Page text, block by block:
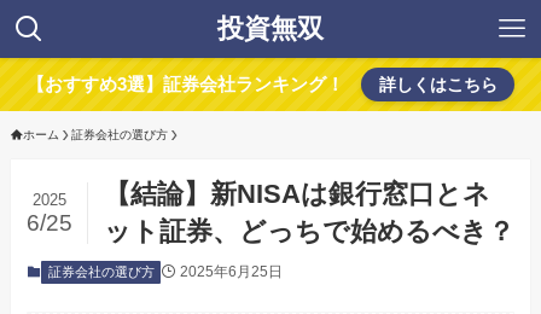
投資無双
【おすすめ3選】証券会社ランキング！ 詳しくはこちら
ホーム 証券会社の選び方
【結論】新NISAは銀行窓口とネ
ット証券、どっちで始めるべき？
2025
6/25
証券会社の選び方 2025年6月25日